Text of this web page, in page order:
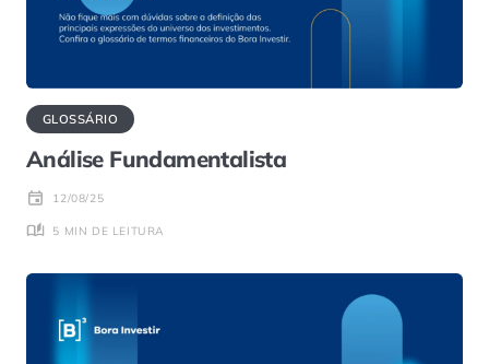
GLOSSÁRIO
Análise Fundamentalista
12/08/25
5 MIN DE LEITURA